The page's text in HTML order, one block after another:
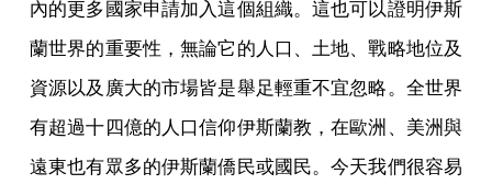
內的更多國家申請加入這個組織。這也可以證明伊斯
蘭世界的重要性，無論它的人口、土地、戰略地位及
資源以及廣大的市場皆是舉足輕重不宜忽略。全世界
有超過十四億的人口信仰伊斯蘭教，在歐洲、美洲與
遠東也有眾多的伊斯蘭僑民或國民。今天我們很容易